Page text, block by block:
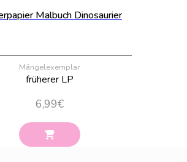
Malbuch Dinosaurier
Mängelexemplar
früherer LP
6,99€